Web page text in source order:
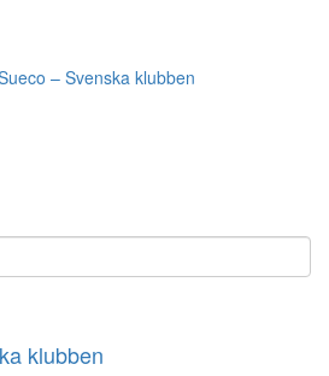
– Svenska klubben
klubben